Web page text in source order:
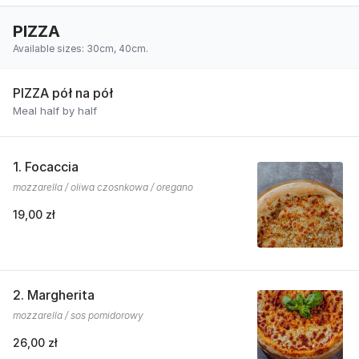
PIZZA
Available sizes: 30cm, 40cm.
PIZZA pół na pół
Meal half by half
1. Focaccia
mozzarella / oliwa czosnkowa / oregano
19,00 zł
2. Margherita
mozzarella / sos pomidorowy
26,00 zł